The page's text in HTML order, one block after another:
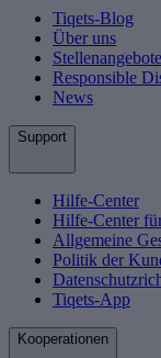
Tiqets-Blog
Über uns
Stellenangebote
Responsible
News
Support
Hilfe-Center
Hilfe-Center
Allgemeine
Politik der
Tiqets-App
Kooperationen